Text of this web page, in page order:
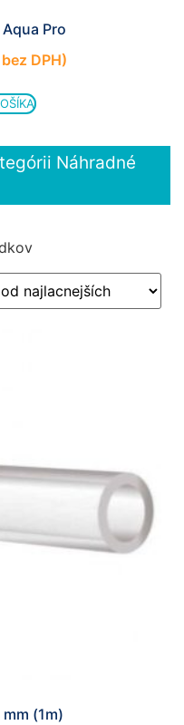
Pro
bez DPH)
Náhradné
(1m)